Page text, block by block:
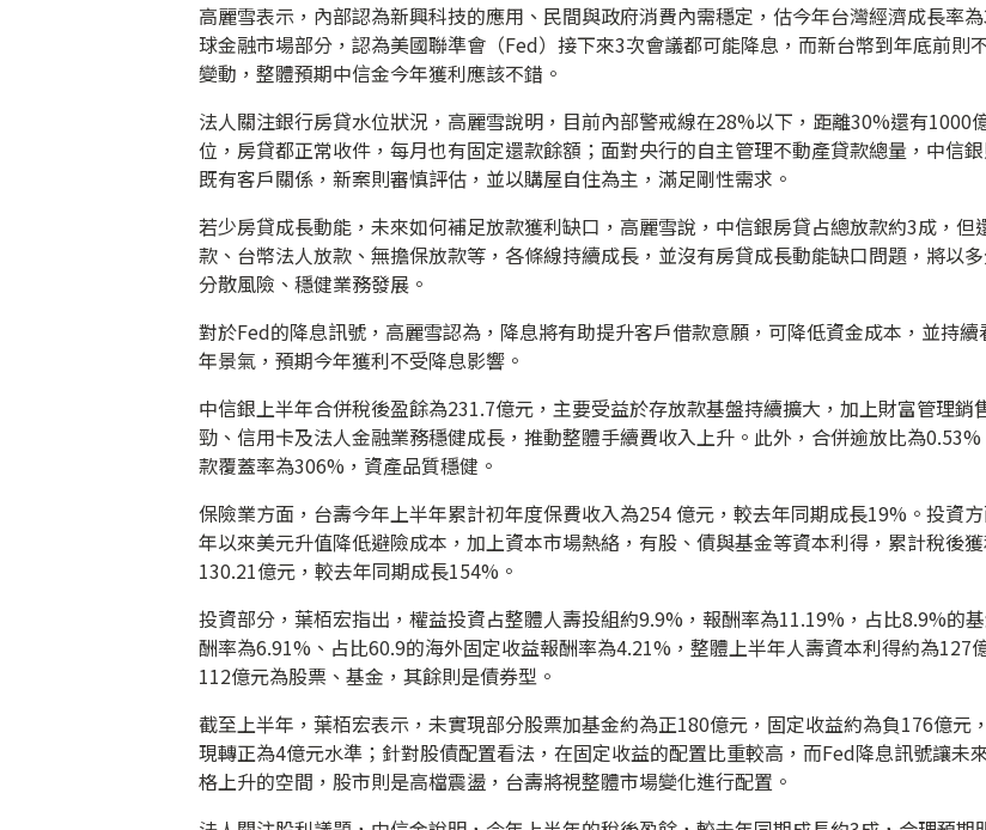
高麗雪表示，內部認為新興科技的應用、民間與政府消費內需穩定，估今年台灣經濟成長率
球金融市場部分，認為美國聯準會（Fed）接下來3次會議都可能降息，而新台幣到年底前則
變動，整體預期中信金今年獲利應該不錯。
法人關注銀行房貸水位狀況，高麗雪說明，目前內部警戒線在28%以下，距離30%還有1000
位，房貸都正常收件，每月也有固定還款餘額；面對央行的自主管理不動產貸款總量，中信
既有客戶關係，新案則審慎評估，並以購屋自住為主，滿足剛性需求。
若少房貸成長動能，未來如何補足放款獲利缺口，高麗雪說，中信銀房貸占總放款約3成，但
款、台幣法人放款、無擔保放款等，各條線持續成長，並沒有房貸成長動能缺口問題，將以
分散風險、穩健業務發展。
對於Fed的降息訊號，高麗雪認為，降息將有助提升客戶借款意願，可降低資金成本，並持續
年景氣，預期今年獲利不受降息影響。
中信銀上半年合併稅後盈餘為231.7億元，主要受益於存放款基盤持續擴大，加上財富管理銷
勁、信用卡及法人金融業務穩健成長，推動整體手續費收入上升。此外，合併逾放比為
款覆蓋率為306%，資產品質穩健。
保險業方面，台壽今年上半年累計初年度保費收入為254 億元，較去年同期成長19%。投資
年以來美元升值降低避險成本，加上資本市場熱絡，有股、債與基金等資本利得，累計稅後
130.21億元，較去年同期成長154%。
投資部分，葉栢宏指出，權益投資占整體人壽投組約9.9%，報酬率為11.19%，占比8.9%的
酬率為6.91%、占比60.9的海外固定收益報酬率為4.21%，整體上半年人壽資本利得約為127
112億元為股票、基金，其餘則是債券型。
截至上半年，葉栢宏表示，未實現部分股票加基金約為正180億元，固定收益約為負176億元
現轉正為4億元水準；針對股債配置看法，在固定收益的配置比重較高，而Fed降息訊號讓未
格上升的空間，股市則是高檔震盪，台壽將視整體市場變化進行配置。